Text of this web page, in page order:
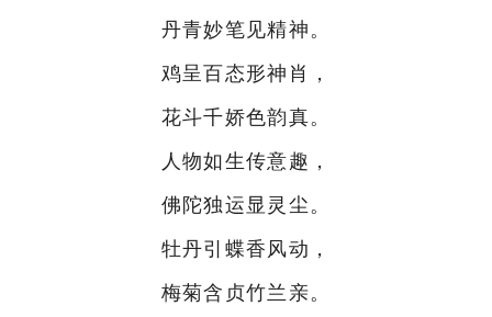
丹青妙笔见精神。
鸡呈百态形神肖，
花斗千娇色韵真。
人物如生传意趣，
佛陀独运显灵尘。
牡丹引蝶香风动，
梅菊含贞竹兰亲。